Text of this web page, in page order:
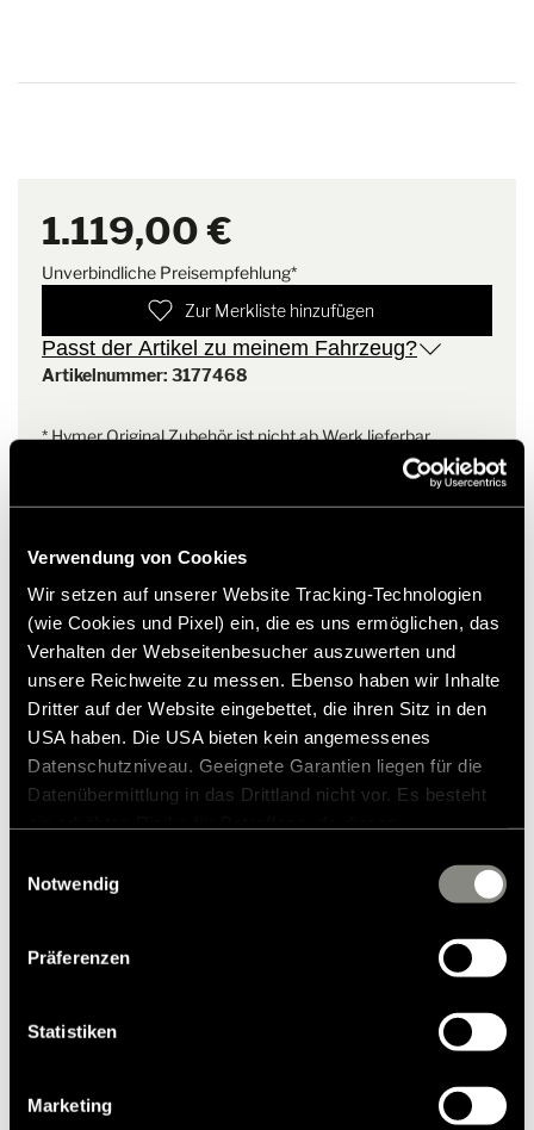
Verwendung von Cookies
Wir setzen auf unserer Website Tracking-Technologien
(wie Cookies und Pixel) ein, die es uns ermöglichen, das
Verhalten der Webseitenbesucher auszuwerten und
unsere Reichweite zu messen. Ebenso haben wir Inhalte
Dritter auf der Website eingebettet, die ihren Sitz in den
USA haben. Die USA bieten kein angemessenes
Datenschutzniveau. Geeignete Garantien liegen für die
Datenübermittlung in das Drittland nicht vor. Es besteht
zustehen. Eingesetzte Dienstleister können Daten für
zusammenführen. Weitere Informationen finden Sie in
unsererDatenschutzerklärung
. Akzeptieren Sie oder
Einstellungen aus, erteilen Sie uns Ihre Einwilligung zur
Verarbeitung Ihrer Daten zu den genannten Zwecken. Die
nicht erforderlich und kann jederzeit über die
Notwendig
Präferenzen
Statistiken
Marketing
1.119,00 €
Unverbindliche Preisempfehlung*
Zur Merkliste hinzufügen
Passt der Artikel zu meinem Fahrzeug?
Artikelnummer: 3177468
* Hymer Original Zubehör ist nicht ab Werk lieferbar,
sondern ausschließlich über Ihren Handelspartner bestell-
und nachrüstbar. Abbildungen teilweise vorbehaltlich
Änderungen.
Mercedes Wohnmobile
Teilintegrierte Wohnmobile
Kleine Wohnmobile
Unsere Technologien